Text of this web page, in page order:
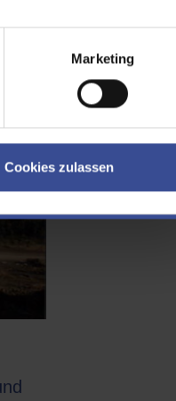
Marketing
Cookies zulassen